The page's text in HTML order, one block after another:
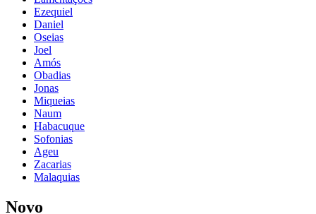
Ezequiel
Daniel
Oseias
Joel
Amós
Obadias
Jonas
Miqueias
Naum
Habacuque
Sofonias
Ageu
Zacarias
Malaquias
Novo